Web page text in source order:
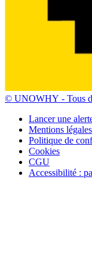
© UNOWHY ‐ Tous
Lancer une
Mentions légales
Politique de
Cookies
CGU
Accessibilité :